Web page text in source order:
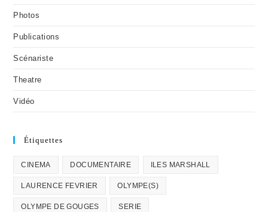
Photos
Publications
Scénariste
Theatre
Vidéo
Étiquettes
CINEMA DOCUMENTAIRE ILES MARSHALL
LAURENCE FEVRIER OLYMPE(S)
OLYMPE DE GOUGES SERIE